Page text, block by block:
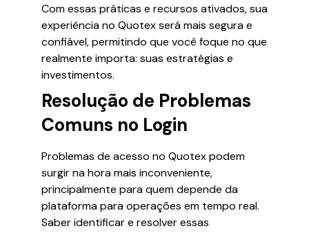
Com essas práticas e recursos ativados, sua
experiência no Quotex será mais segura e
confiável, permitindo que você foque no que
realmente importa: suas estratégias e
investimentos.
Resolução de Problemas
Comuns no Login
Problemas de acesso no Quotex podem
surgir na hora mais inconveniente,
principalmente para quem depende da
plataforma para operações em tempo real.
Saber identificar e resolver essas